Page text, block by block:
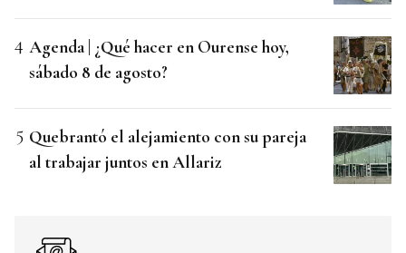
Agenda | ¿Qué hacer en Ourense hoy,
sábado 8 de agosto?
Quebrantó el alejamiento con su pareja
al trabajar juntos en Allariz